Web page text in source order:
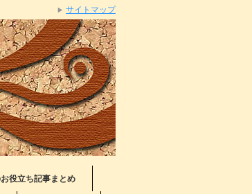
役立ち記事まとめ
サイトマップ